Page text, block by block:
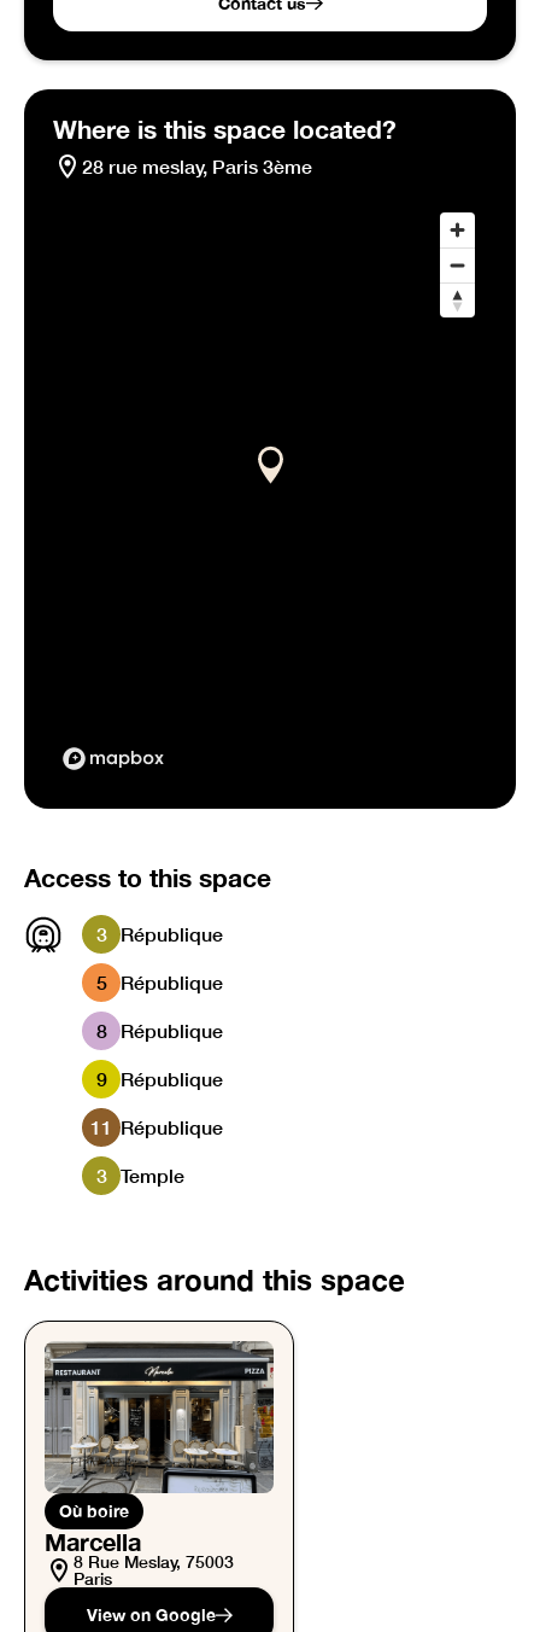
Where is this space located?
28 rue meslay, Paris 3ème
Access to this space
3 République
5 République
8 République
9 République
11 République
3 Temple
Activities around this space
Où boire
Marcella
8 Rue Meslay, 75003
Paris
View on Google